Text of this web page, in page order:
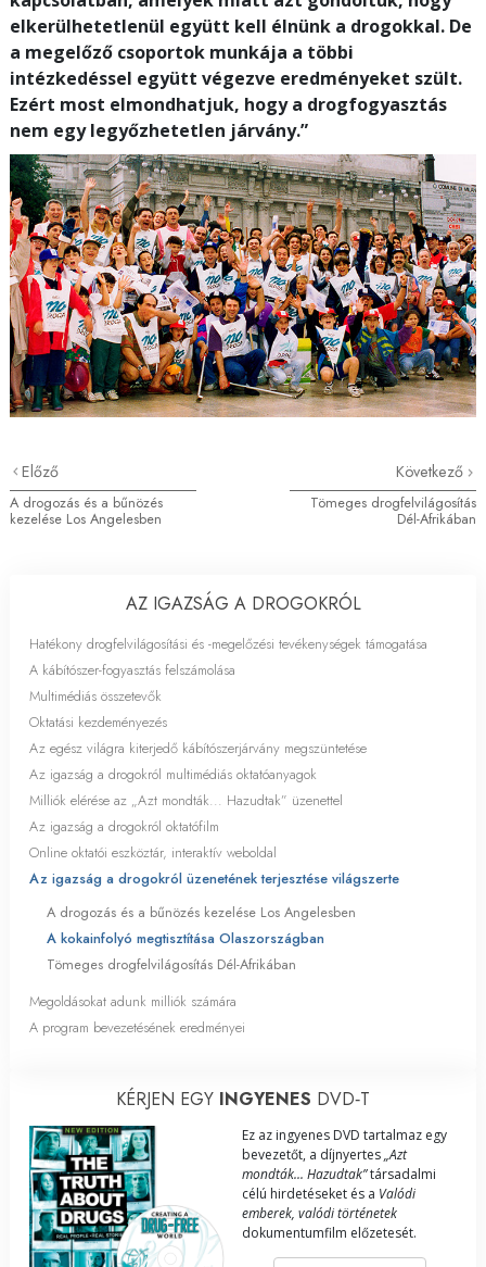
elkerülhetetlenül együtt kell élnünk a drogokkal. De
a megelőző csoportok munkája a többi
intézkedéssel együtt végezve eredményeket szült.
Ezért most elmondhatjuk, hogy a drogfogyasztás
nem egy legyőzhetetlen járvány.”
Előző
A drogozás és a bűnözés
kezelése Los Angelesben
Következő
Tömeges drogfelvilágosítás
Dél-Afrikában
AZ IGAZSÁG A DROGOKRÓL
Hatékony drogfelvilágosítási és -megelőzési tevékenységek támogatása
A kábítószer-fogyasztás felszámolása
Multimédiás összetevők
Oktatási kezdeményezés
Az egész világra kiterjedő kábítószerjárvány megszüntetése
Az igazság a drogokról multimédiás oktatóanyagok
Milliók elérése az „Azt mondták... Hazudtak” üzenettel
Az igazság a drogokról oktatófilm
Online oktatói eszköztár, interaktív weboldal
Az igazság a drogokról üzenetének terjesztése világszerte
A drogozás és a bűnözés kezelése Los Angelesben
A kokainfolyó megtisztítása Olaszországban
Tömeges drogfelvilágosítás Dél-Afrikában
Megoldásokat adunk milliók számára
A program bevezetésének eredményei
KÉRJEN EGY INGYENES DVD‑T
Ez az ingyenes DVD tartalmaz egy
bevezetőt, a díjnyertes„Azt
mondták... Hazudtak”társadalmi
célú hirdetéseket és a Valódi
emberek, valódi történetek
dokumentumfilm előzetesét.